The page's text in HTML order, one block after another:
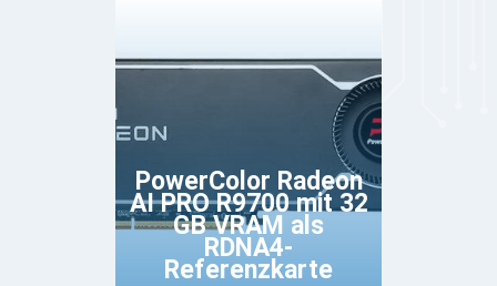
PowerColor Radeon
AI PRO R9700 mit 32
GB VRAM als
RDNA4-
Referenzkarte